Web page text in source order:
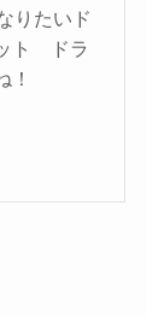
りたいド
ト ドラ
！